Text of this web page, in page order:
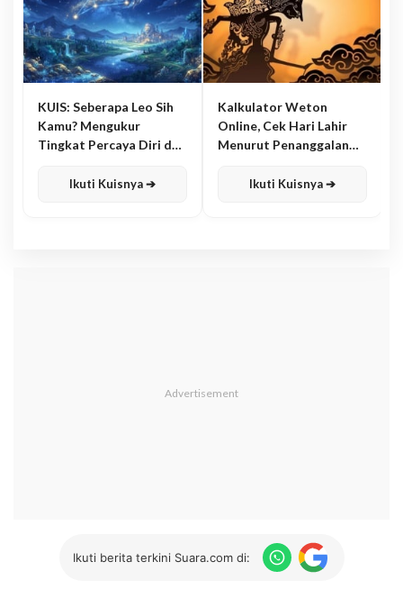
KUIS: Seberapa Leo Sih
Kamu? Mengukur
Tingkat Percaya Diri dan
Ikuti Kuisnya ➔
Kalkulator Weton
Online, Cek Hari Lahir
Menurut Penanggalan
Ikuti Kuisnya ➔
Ikuti berita terkini Suara.com di: